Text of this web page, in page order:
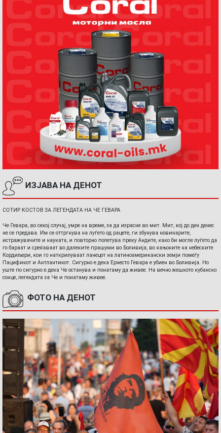
ИЗЈАВА НА ДЕНОТ
СОТИР КОСТОВ ЗА ЛЕГЕНДАТА НА ЧЕ ГЕВАРА
Че Гевара, во секој случај, умре на време, за да израсне во мит. Мит, кој до ден денес
не се предава. Им се оттргнува на луѓето од рацете, ги збунува новинарите,
истражувачите и науката, и повторно полетува преку Андите, како би могле луѓето да
го бараат и среќаваат во далеките прашуми во Боливија, во кањоните на небеските
Кордиљери, кои го наткрилуваат ланецот на латиноамерикански земји помеѓу
Пацификот и Антлантикот. Сигурно е дека Ернесто Гевара е убиен во Боливија. Но
уште по сигурно е дека Че останува и понатаму да живее. На вечно жешкото кубанско
сонце, легендата за Че и понатаму живее.
ФОТО НА ДЕНОТ